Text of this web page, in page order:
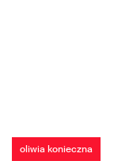
oliwia konieczna